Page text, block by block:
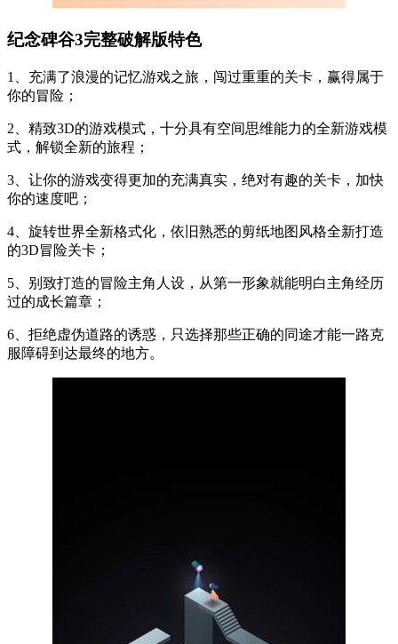
纪念碑谷3完整破解版特色
1、充满了浪漫的记忆游戏之旅，闯过重重的关卡，赢得属于
你的冒险；
2、精致3D的游戏模式，十分具有空间思维能力的全新游戏模
式，解锁全新的旅程；
3、让你的游戏变得更加的充满真实，绝对有趣的关卡，加快
你的速度吧；
4、旋转世界全新格式化，依旧熟悉的剪纸地图风格全新打造
的3D冒险关卡；
5、别致打造的冒险主角人设，从第一形象就能明白主角经历
过的成长篇章；
6、拒绝虚伪道路的诱惑，只选择那些正确的同途才能一路克
服障碍到达最终的地方。